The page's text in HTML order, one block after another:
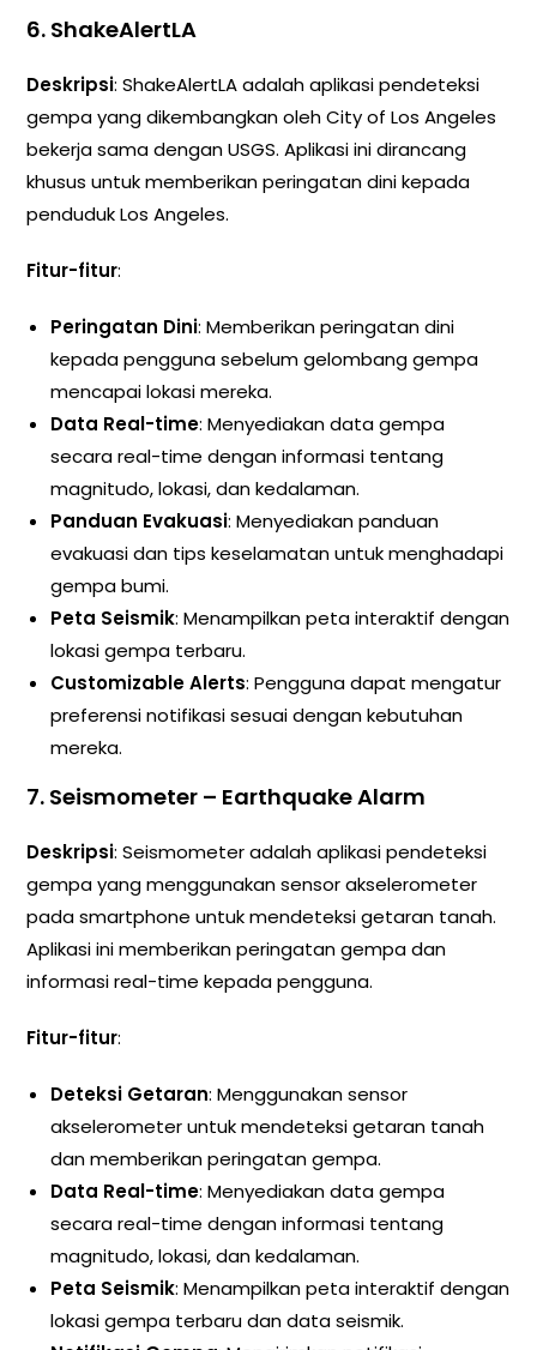
6. ShakeAlertLA
Deskripsi: ShakeAlertLA adalah aplikasi pendeteksi
gempa yang dikembangkan oleh City of Los Angeles
bekerja sama dengan USGS. Aplikasi ini dirancang
khusus untuk memberikan peringatan dini kepada
penduduk Los Angeles.
Fitur-fitur:
Peringatan Dini: Memberikan peringatan dini
kepada pengguna sebelum gelombang gempa
mencapai lokasi mereka.
Data Real-time: Menyediakan data gempa
secara real-time dengan informasi tentang
magnitudo, lokasi, dan kedalaman.
Panduan Evakuasi: Menyediakan panduan
evakuasi dan tips keselamatan untuk menghadapi
gempa bumi.
Peta Seismik: Menampilkan peta interaktif dengan
lokasi gempa terbaru.
Customizable Alerts: Pengguna dapat mengatur
preferensi notifikasi sesuai dengan kebutuhan
mereka.
7. Seismometer – Earthquake Alarm
Deskripsi: Seismometer adalah aplikasi pendeteksi
gempa yang menggunakan sensor akselerometer
pada smartphone untuk mendeteksi getaran tanah.
Aplikasi ini memberikan peringatan gempa dan
informasi real-time kepada pengguna.
Fitur-fitur:
Deteksi Getaran: Menggunakan sensor
akselerometer untuk mendeteksi getaran tanah
dan memberikan peringatan gempa.
Data Real-time: Menyediakan data gempa
secara real-time dengan informasi tentang
magnitudo, lokasi, dan kedalaman.
Peta Seismik: Menampilkan peta interaktif dengan
lokasi gempa terbaru dan data seismik.